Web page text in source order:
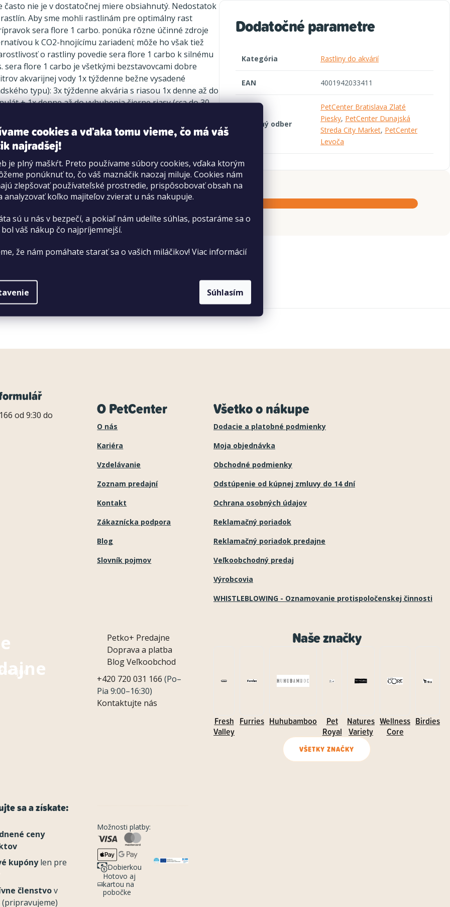
cookies a vďaka tomu vieme, čo má váš
najradšej!
je plný maškŕt. Preto používame súbory cookies, vďaka ktorým
ponúknuť to, čo váš maznáčik naozaj miluje. Cookies nám
zlepšovať používateľské prostredie, prispôsobovať obsah na
analyzovať koľko majiteľov zvierat u nás nakupuje.
sú u nás v bezpečí, a pokiaľ nám udelíte súhlas, postaráme sa o
váš nákup čo najpríjemnejší.
že nám pomáhate starať sa o vašich miláčikov! Viac informácií
Súhlasím
nie je v dostatočnej miere obsiahnutý. Nedostatok
Aby sme mohli rastlinám pre optimálny rast
sera flore 1 carbo. ponúka rôzne účinné zdroje
k CO2-hnojícímu zariadení; môže ho však tiež
o rastliny povedie sera flore 1 carbo k silnému
flore 1 carbo je všetkými bezstavovcami dobre
akvarijnej vody 1x týždenne bežne vysadené
typu): 3x týždenne akvária s riasou 1x denne až do
+ 1x denne až do vyhubenia čierne riasy (cca do 30
Dodatočné parametre
Kategória Rastliny do akvárií
EAN 4001942033411
Osobný odber
PetCenter Bratislava Zlaté
Piesky, PetCenter Dunajská
Streda City Market, PetCenter
Levoča
PRIDAŤ HODNOTENIE
od 9:30 do
O PetCenter
O nás
Kariéra
Vzdelávanie
Zoznam predajní
Kontakt
Zákaznícka podpora
Blog
Slovník pojmov
Všetko o nákupe
Dodacie a platobné podmienky
Moja objednávka
Obchodné podmienky
Odstúpenie od kúpnej zmluvy do 14 dní
Ochrana osobných údajov
Reklamačný poriadok
Reklamačný poriadok predajne
Veľkoobchodný predaj
Výrobcovia
WHISTLEBLOWING - Oznamovanie protispoločenskej činnosti
Petko+ Predajne
Doprava a platba
BlogVeľkoobchod
+420 720 031 166 (Po–
Pia 9:00–16:30)
Kontaktujte nás
Naše značky
Fresh
Valley
Furries Huhubamboo
Pet
Royal
Natures
Variety
Wellness
Core
Birdies
VŠETKY ZNAČKY
sa a získate:
ceny
kupónylen pre
členstvov
(pripravujeme)
Možnosti platby:
Dobierkou
Hotovo aj
kartou na
pobočke